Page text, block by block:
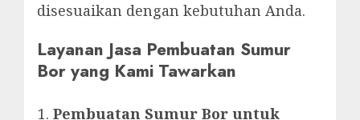
disesuaikan dengan kebutuhan Anda.
Layanan Jasa Pembuatan Sumur
Bor yang Kami Tawarkan
Pembuatan Sumur Bor untuk